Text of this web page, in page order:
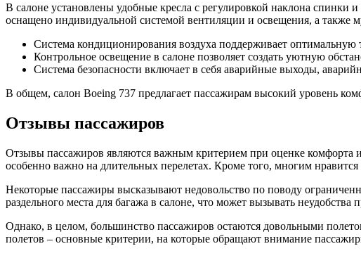
В салоне установлены удобные кресла с регулировкой наклона спинки
оснащено индивидуальной системой вентиляции и освещения, а также
Система кондиционирования воздуха поддерживает оптимальную
Контрольное освещение в салоне позволяет создать уютную
Система безопасности включает в себя аварийные выходы,
В общем, салон Boeing 737 предлагает пассажирам высокий уровень
Отзывы пассажиров
Отзывы пассажиров являются важным критерием при оценке комфорта
особенно важно на длительных перелетах. Кроме того, многим
Некоторые пассажиры высказывают недовольство по поводу
раздельного места для багажа в салоне, что может вызывать неудобства
Однако, в целом, большинство пассажиров остаются довольными
полетов – основные критерии, на которые обращают внимание